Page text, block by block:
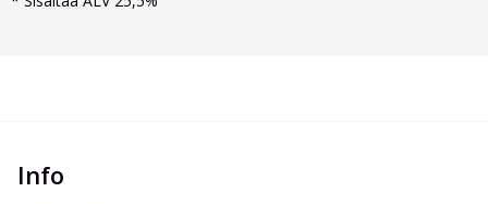
Info